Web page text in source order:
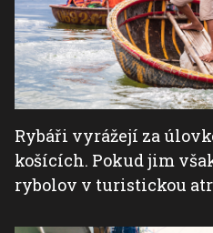
Rybáři vyrážejí za
košících. Pokud jim
rybolov v turistickou